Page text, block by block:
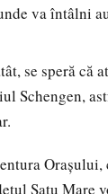
va întâlni
se speră că
Schengen,
Orașului,
Satu Mare